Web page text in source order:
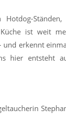
Hotdog-
ist weit
und erkennt
hier entsteht